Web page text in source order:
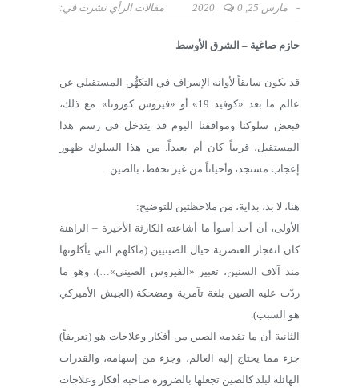
نشرت في: مقالات الرأي - مارس 25, 2020 0
حازم صاغية – الشرق الأوسط
قد يكون سابقاً لأوانه الإسراف في التكهُّن المستقبلي عن
عالم ما بعد «كوفيد 19» أو «فيروس كورونا». مع ذلك،
فبعض سلوكنا ومواقفنا اليوم قد يتدخل في رسم هذا
المستقبل، قريباً كان أم بعيداً. من هذا السلوك ظهور
إعجاب مستجد، وأحياناً من غير تحفظ، بالصين.
هنا، لا بد، بداية، من ملاحظتين للتوضيح:
الأولى، أن أحد أسوأ ما أشاعته الكارثة الأخيرة – الراهنة
كان انفجار العنصرية حيال الصينيين (مآكلهم التي يأكلونها
منذ آلاف السنين، تعبير «الفيروس الصيني»…)، وهو ما
ردّت عليه الصين بلغة تآمرية ومضحكة (الجيش الأميركي
هو السبب).
الثانية أن ما تقدمه الصين من أفكار وعلاجات هو (تعريفاً)
جزء مما يحتاج إليه العالم، وجزء من إسهامه، والقدرات
الهائلة لبلد كالصين تجعلها بالضرورة صاحبة أفكار وعلاجات